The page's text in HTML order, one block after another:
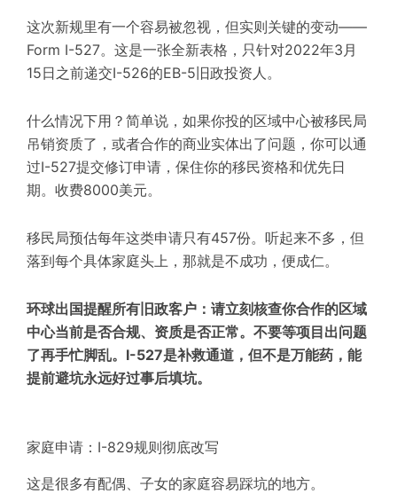
这次新规里有一个容易被忽视，但实则关键的变动——
Form I-527。这是一张全新表格，只针对2022年3月
15日之前递交I-526的EB-5旧政投资人。
什么情况下用？简单说，如果你投的区域中心被移民局
吊销资质了，或者合作的商业实体出了问题，你可以通
过I-527提交修订申请，保住你的移民资格和优先日
期。收费8000美元。
移民局预估每年这类申请只有457份。听起来不多，但
落到每个具体家庭头上，那就是不成功，便成仁。
环球出国提醒所有旧政客户：请立刻核查你合作的区域
中心当前是否合规、资质是否正常。不要等项目出问题
了再手忙脚乱。I-527是补救通道，但不是万能药，能
提前避坑永远好过事后填坑。
家庭申请：I-829规则彻底改写
这是很多有配偶、子女的家庭容易踩坑的地方。